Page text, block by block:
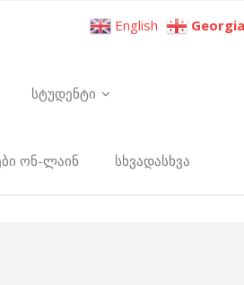
სტუდენტი
ონ-ლაინ სხვადასხვა
English